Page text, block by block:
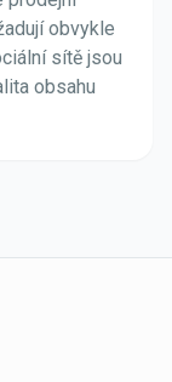
obvykle
sítě jsou
obsahu